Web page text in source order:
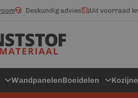
Deskundig advies Uit voorraad
WandpanelenBoeidelen